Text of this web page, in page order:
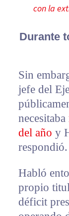
con la
Durante
Sin
jefe del
necesitaba
del año y
respondió.
Habló
propio
déficit